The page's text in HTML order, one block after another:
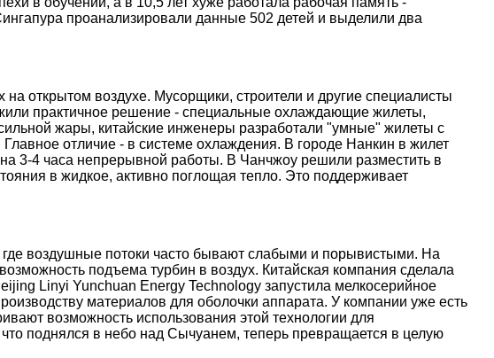
проанализировали данные 502 детей и выделили два
открытом воздухе. Мусорщики, строители и другие специалисты
практичное решение - специальные охлаждающие жилеты,
жары, китайские инженеры разработали "умные" жилеты с
отличие - в системе охлаждения. В городе Нанкин в жилет
3-4 часа непрерывной работы. В Чанчжоу решили разместить в
в жидкое, активно поглощая тепло. Это поддерживает
где воздушные потоки часто бывают слабыми и порывистыми. На
подъема турбин в воздух. Китайская компания сделала
Linyi Yunchuan Energy Technology запустила мелкосерийное
материалов для оболочки аппарата. У компании уже есть
возможность использования этой технологии для
что поднялся в небо над Сычуанем, теперь превращается в целую